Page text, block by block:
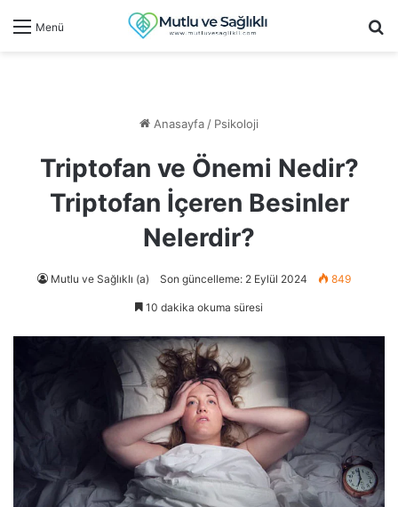
Menü
Anasayfa/ Psikoloji
Triptofan ve Önemi Nedir?
Triptofan İçeren Besinler
Nelerdir?
Mutlu ve Sağlıklı (a) Son güncelleme: 2 Eylül 2024 849
10 dakika okuma süresi